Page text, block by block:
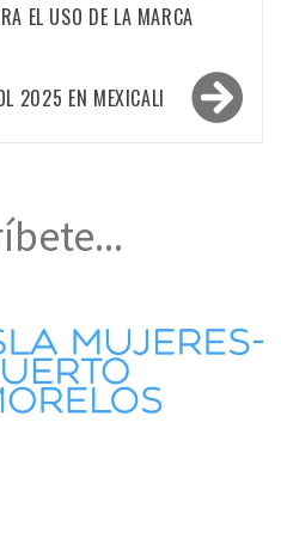
EL USO DE LA MARCA
2025 EN MEXICALI